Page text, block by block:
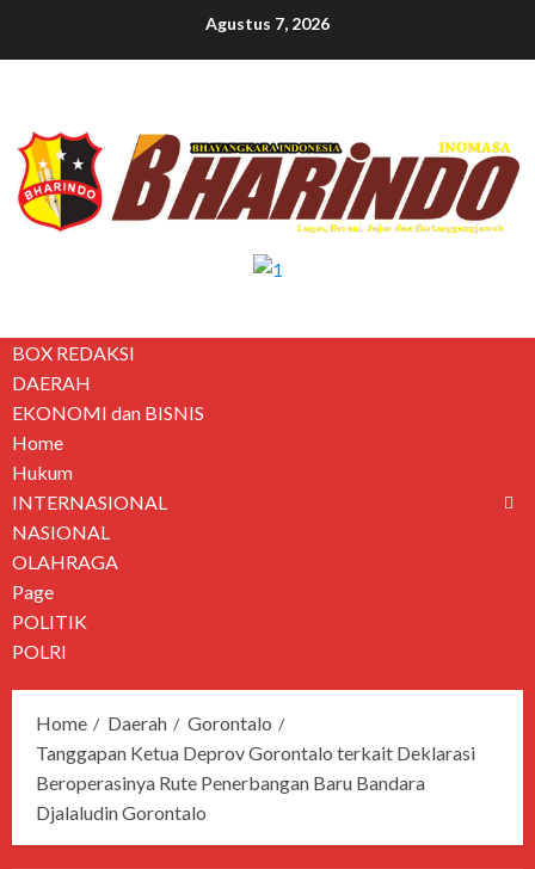
Agustus 7, 2026
BOX REDAKSI
DAERAH
EKONOMI dan BISNIS
Home
Hukum
INTERNASIONAL
NASIONAL
OLAHRAGA
Page
POLITIK
POLRI
Home Daerah
Gorontalo
Tanggapan Ketua Deprov Gorontalo terkait Deklarasi
Beroperasinya Rute Penerbangan Baru Bandara
Djalaludin Gorontalo